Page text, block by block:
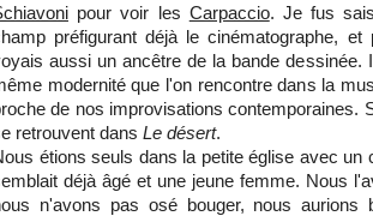
pour voir les Carpaccio. Je fus
préfigurant déjà le cinématographe,
aussi un ancêtre de la bande dessinée.
modernité que l'on rencontre dans la
de nos improvisations contemporaines.
retrouvent dans Le désert.
étions seuls dans la petite église avec un
déjà âgé et une jeune femme. Nous
n'avons pas osé bouger, nous aurions